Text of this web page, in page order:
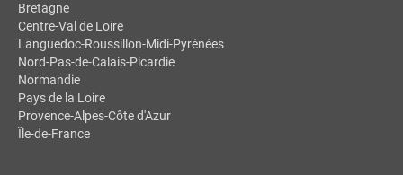
Bretagne
Centre-Val de Loire
Languedoc-Roussillon-Midi-Pyrénées
Nord-Pas-de-Calais-Picardie
Normandie
Pays de la Loire
Provence-Alpes-Côte d'Azur
Île-de-France